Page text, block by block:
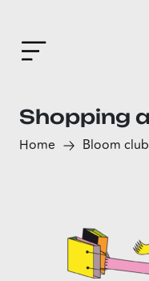
Shopping
Home Bloom club